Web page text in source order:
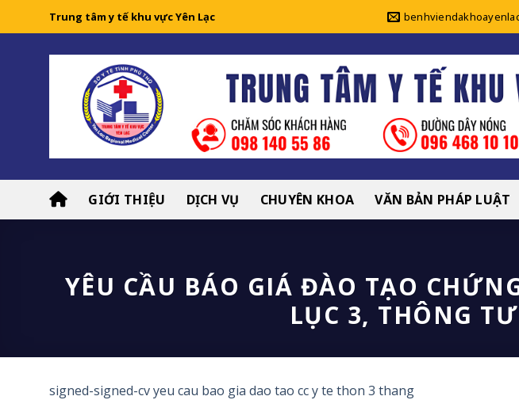
Trung tâm y tế khu vực Yên Lạc
GIỚI THIỆU DỊCH VỤ CHUYÊN KHOA VĂN BẢN PHÁP LUẬT
YÊU CẦU BÁO GIÁ ĐÀO TẠO
LỤC 3, THÔNG
signed-signed-cv yeu cau bao gia dao tao cc y te thon 3 thang